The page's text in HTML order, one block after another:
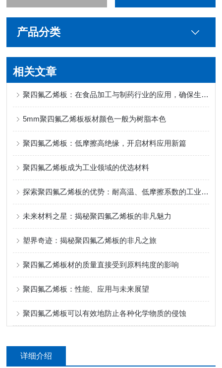
产品分类
相关文章
聚四氟乙烯板：在食品加工与制药行业的应用，确保生产过程的清洁与安全
5mm聚四氟乙烯板板材颜色一般为树脂本色
聚四氟乙烯板：低摩擦高绝缘，开启材料应用新篇
聚四氟乙烯板成为工业领域的优选材料
探索聚四氟乙烯板的优势：耐高温、低摩擦系数的工业应用
未来材料之星：揭秘聚四氟乙烯板的非凡魅力
塑界奇迹：揭秘聚四氟乙烯板的非凡之旅
聚四氟乙烯板材的质量直接受到原料纯度的影响
聚四氟乙烯板：性能、应用与未来展望
聚四氟乙烯板可以有效地防止各种化学物质的侵蚀
详细介绍